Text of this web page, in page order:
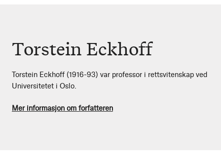
Torstein Eckhoff
Torstein Eckhoff (1916-93) var professor i rettsvitenskap ved
Universitetet i Oslo.
Mer informasjon om forfatteren